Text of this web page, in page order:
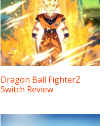
Dragon Ball FighterZ
Switch Review